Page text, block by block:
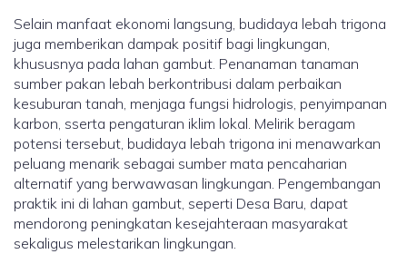
Selain manfaat ekonomi langsung, budidaya lebah trigona
juga memberikan dampak positif bagi lingkungan,
khususnya pada lahan gambut. Penanaman tanaman
sumber pakan lebah berkontribusi dalam perbaikan
kesuburan tanah, menjaga fungsi hidrologis, penyimpanan
karbon, sserta pengaturan iklim lokal. Melirik beragam
potensi tersebut, budidaya lebah trigona ini menawarkan
peluang menarik sebagai sumber mata pencaharian
alternatif yang berwawasan lingkungan. Pengembangan
praktik ini di lahan gambut, seperti Desa Baru, dapat
mendorong peningkatan kesejahteraan masyarakat
sekaligus melestarikan lingkungan.